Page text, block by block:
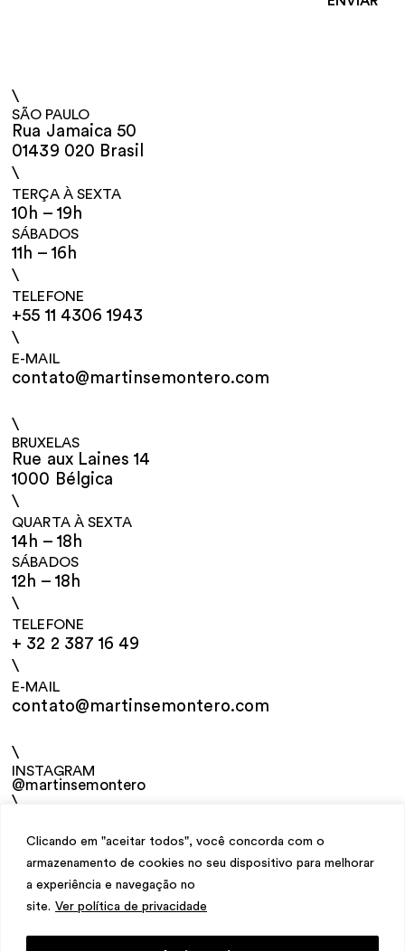
Clicando em "aceitar todos", você concorda com o
armazenamento de cookies no seu dispositivo para melhorar
a experiência e navegação no
site. Ver política de privacidade
\
SÃO PAULO
Rua Jamaica 50
01439 020 Brasil
\
TERÇA À SEXTA
10h – 19h
SÁBADOS
11h – 16h
\
TELEFONE
+55 11 4306 1943
\
E-MAIL
contato@martinsemontero.com
\
BRUXELAS
Rue aux Laines 14
1000 Bélgica
\
QUARTA À SEXTA
14h – 18h
SÁBADOS
12h – 18h
\
TELEFONE
+ 32 2 387 16 49
\
E-MAIL
contato@martinsemontero.com
\
INSTAGRAM
@martinsemontero
\